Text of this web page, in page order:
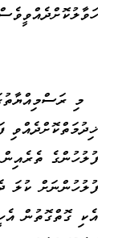
މި
ޚިދުމަތްކޮށްދެއްވި
ފުލުހުންގެ
ފުލުހުންނަށް ކުލަ
އެކި ގޮތްގޮތުން